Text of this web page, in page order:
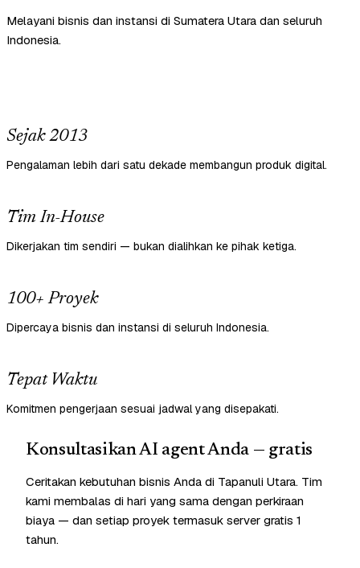
Melayani bisnis dan instansi di Sumatera Utara dan seluruh
Indonesia.
Sejak 2013
Pengalaman lebih dari satu dekade membangun produk digital.
Tim In-House
Dikerjakan tim sendiri — bukan dialihkan ke pihak ketiga.
100+ Proyek
Dipercaya bisnis dan instansi di seluruh Indonesia.
Tepat Waktu
Komitmen pengerjaan sesuai jadwal yang disepakati.
Konsultasikan AI agent Anda — gratis
Ceritakan kebutuhan bisnis Anda di Tapanuli Utara. Tim
kami membalas di hari yang sama dengan perkiraan
biaya — dan setiap proyek termasuk server gratis 1
tahun.